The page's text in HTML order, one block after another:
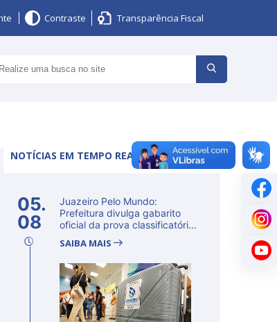
Contraste Transparência Fiscal
NOTÍCIAS EM TEMPO REAL
05.
08
Juazeiro Pelo Mundo:
Prefeitura divulga gabarito
oficial da prova classificatória
SAIBA MAIS